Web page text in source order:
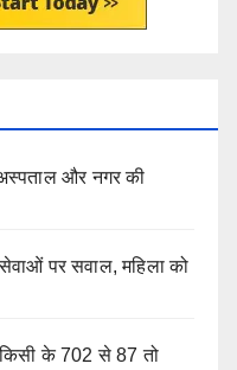
और नगर की
पर सवाल, महिला को
के 702 से 87 तो